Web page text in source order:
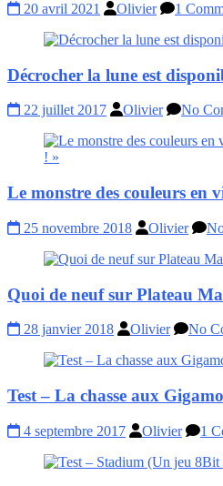
20 avril 2021 Olivier 1
Décrocher la lune est
22 juillet 2017 Olivier No
Le monstre des couleurs en
25 novembre 2018 Olivier
Quoi de neuf sur Plateau
28 janvier 2018 Olivier No
Test – La chasse aux
4 septembre 2017 Olivier 1